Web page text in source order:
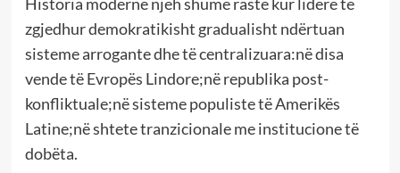
Historia moderne njeh shumë raste kur liderë të
zgjedhur demokratikisht gradualisht ndërtuan
sisteme arrogante dhe të centralizuara:në disa
vende të Evropës Lindore;në republika post-
konfliktuale;në sisteme populiste të Amerikës
Latine;në shtete tranzicionale me institucione të
dobëta.